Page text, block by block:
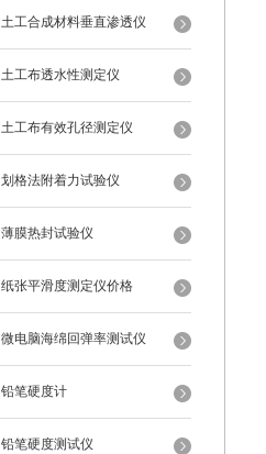
土工合成材料垂直渗透仪
土工布透水性测定仪
土工布有效孔径测定仪
划格法附着力试验仪
薄膜热封试验仪
纸张平滑度测定仪价格
微电脑海绵回弹率测试仪
铅笔硬度计
铅笔硬度测试仪